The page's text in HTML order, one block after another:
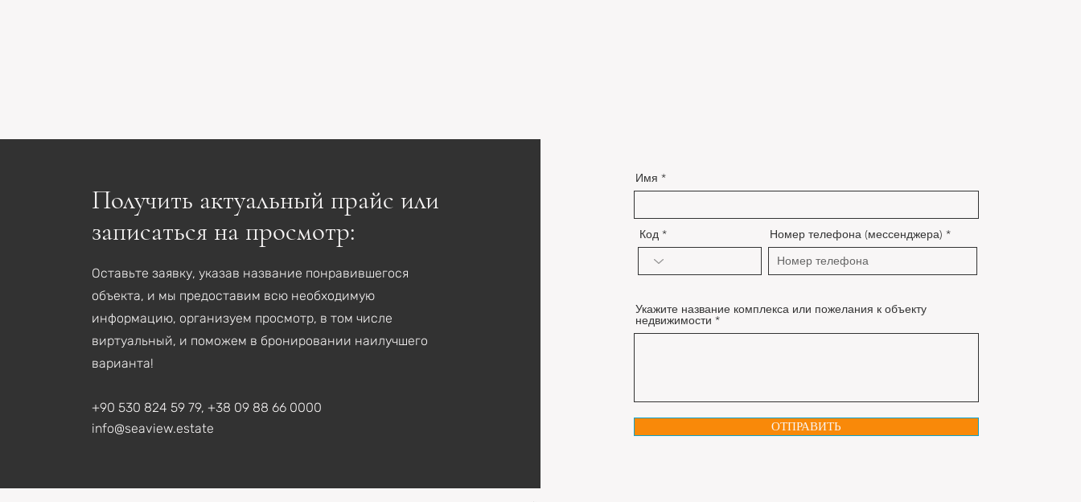
Получить актуальный прайс или
записаться на просмотр:
Оставьте заявку, указав название понравившегося
объекта, и мы предоставим всю необходимую
информацию, организуем просмотр, в том числе
виртуальный, и поможем в бронировании наилучшего
варианта!
+90 530 824 59 79, +38 09 88 66 0000
info@seaview.estate
Имя
Код Номер телефона (мессенджера)
Укажите название комплекса или пожелания к объекту
недвижимости
ОТПРАВИТЬ